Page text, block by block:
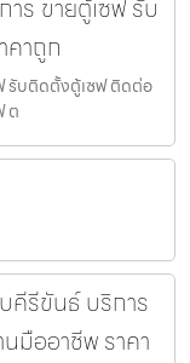
ร ขายตู้เซฟ รับ
คาถูก
รับติดตั้งตู้เซฟ ติดต่อ
ต
คีรีขันธ์ บริการ
มืออาชีพ ราคา